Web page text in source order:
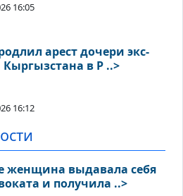
16:05
арест дочери экс-
Кыргызстана в Р ..>
16:12
женщина выдавала себя
и получила ..>